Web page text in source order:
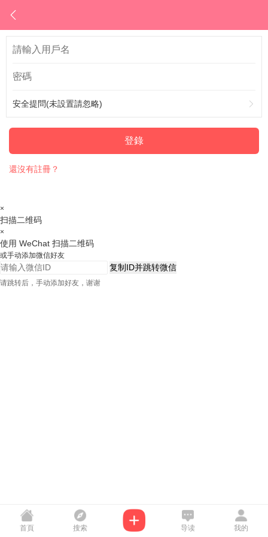
安全提問(未設置請忽略)
登錄
還沒有註冊？
×
扫描二维码
×
使用 WeChat 扫描二维码
或手动添加微信好友
复制ID并跳转微信
请跳转后，手动添加好友，谢谢
首頁 搜索 导读 我的